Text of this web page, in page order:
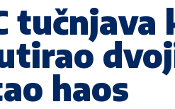
haos